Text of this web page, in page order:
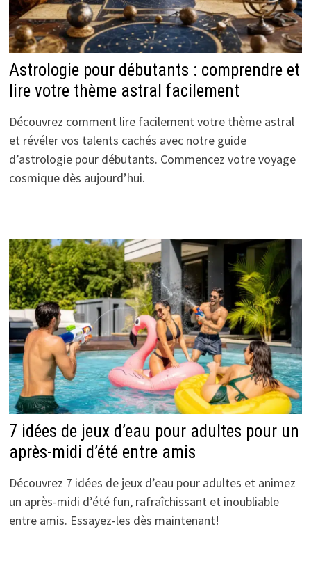
Astrologie pour débutants : comprendre et
lire votre thème astral facilement
Découvrez comment lire facilement votre thème astral
et révéler vos talents cachés avec notre guide
d’astrologie pour débutants. Commencez votre voyage
cosmique dès aujourd’hui.
7 idées de jeux d’eau pour adultes pour un
après-midi d’été entre amis
Découvrez 7 idées de jeux d’eau pour adultes et animez
un après-midi d’été fun, rafraîchissant et inoubliable
entre amis. Essayez-les dès maintenant!